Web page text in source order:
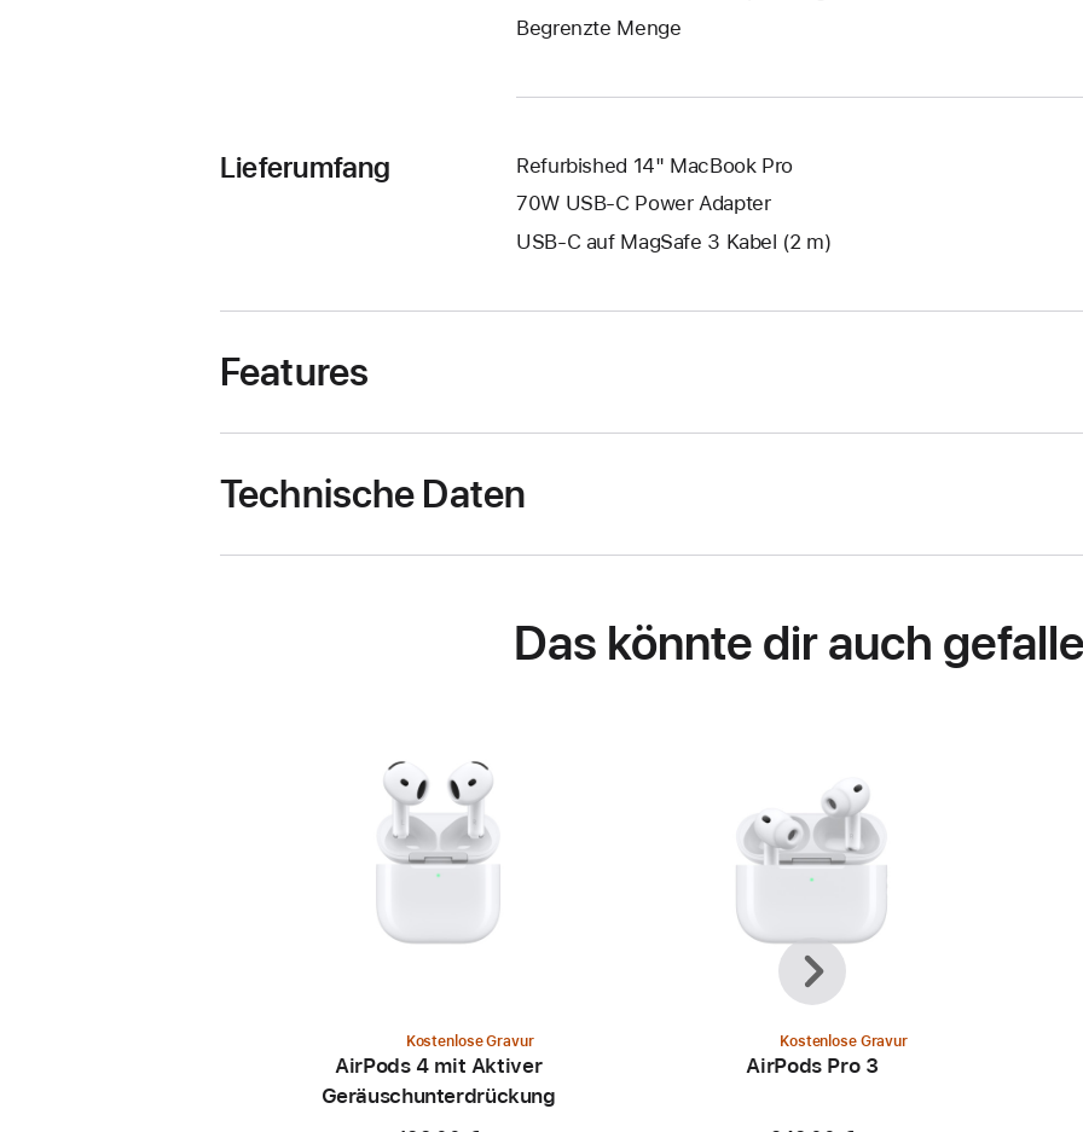
wird
Begrenzte Menge
Lieferumfang
Refurbished 14" MacBook Pro
70W USB‑C Power Adapter
USB‑C auf MagSafe 3 Kabel (2 m)
Features
Technische Daten
Das könnte dir auch
Kostenlose Gravur
AirPods 4 mit Aktiver
Geräusch­unter­drückung
Kostenlose Gravur
AirPods Pro 3
Zurück
Weiter